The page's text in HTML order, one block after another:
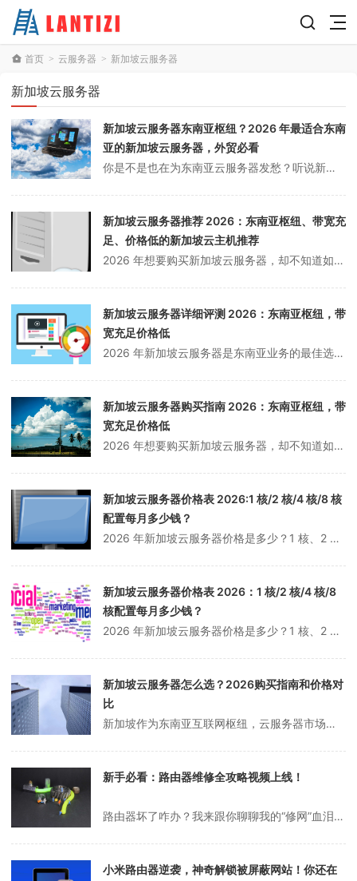
首页 > 云服务器 > 新加坡云服务器
新加坡云服务器
新加坡云服务器东南亚枢纽？2026 年最适合东南
亚的新加坡云服务器，外贸必看
你是不是也在为东南亚云服务器发愁？听说新加坡云服务器是东南亚枢纽，但到底适不适合？会不会踩坑？别急，今天我就来告诉你：新加坡云服务器真的是东南亚业务的首选！新加坡云服务器为什么是东南亚枢纽？先给你一个肯定的答案：新加坡云服务器真的是东南亚业务的首选！新加坡地理位置优越，网络发达，真的是东南亚枢纽。为什么选择新...
新加坡云服务器推荐 2026：东南亚枢纽、带宽充
足、价格低的新加坡云主机推荐
2026 年想要购买新加坡云服务器，却不知道如何选择？东南亚枢纽、带宽充足、价格低的新加坡云服务器有哪些？本文详细讲解新加坡云服务器推荐，帮你做出最佳选择。新加坡云服务器优势新加坡云服务器具有以下优势：1. 东南亚枢纽地理位置优势覆盖东南亚市场东南亚枢纽2. 带宽充足带宽资源充足带宽充足带宽大3. 价格低价格...
新加坡云服务器详细评测 2026：东南亚枢纽，带
宽充足价格低
2026 年新加坡云服务器是东南亚业务的最佳选择，作为东南亚枢纽，带宽充足、价格低廉。本文详细评测新加坡云服务器的性能、价格和适用场景。新加坡云服务器优势新加坡云服务器具有以下优势：1. 东南亚枢纽位于东南亚中心位置覆盖东南亚各国访问速度快网络延迟低2. 带宽充足国际带宽资源丰富带宽价格低廉适合大流量网站网络...
新加坡云服务器购买指南 2026：东南亚枢纽，带
宽充足价格低
2026 年想要购买新加坡云服务器，却不知道如何选择？速度怎么样？价格贵不贵？适合什么场景？本文整理了详细的新加坡云服务器购买指南，帮你做出最佳选择。为什么选择新加坡云服务器？新加坡云服务器因其独特的优势，成为东南亚业务的首选：1. 东南亚枢纽新加坡位于东南亚中心，是东南亚业务的理想选择，覆盖范围广。2. 带...
新加坡云服务器价格表 2026:1 核/2 核/4 核/8 核
配置每月多少钱？
2026 年新加坡云服务器价格是多少？1 核、2 核、4 核、8 核配置每月需要多少钱？本文整理了最新的新加坡云服务器价格表，包含各大服务商的配置和报价，帮你选择性价比最高的新加坡云服务器。新加坡云服务器优势新加坡云服务器因其东南亚枢纽位置和带宽优势，成为东南亚业务的首选：1. 东南亚枢纽新加坡位于东南亚中心...
新加坡云服务器价格表 2026：1 核/2 核/4 核/8
核配置每月多少钱？
2026 年新加坡云服务器价格是多少？1 核、2 核、4 核、8 核配置每月需要多少钱？本文整理了最新的新加坡云服务器价格表，包含各大服务商的配置和报价，帮你选择性价比最高的新加坡云服务器。新加坡云服务器优势新加坡云服务器因其独特的地理位置和网络优势，成为东南亚地区的首选：1. 东南亚枢纽新加坡位于东南亚中心...
新加坡云服务器怎么选？2026购买指南和价格对
比
新加坡作为东南亚互联网枢纽，云服务器市场近年来快速增长。无论是跨境电商、游戏出海还是东南亚本地化业务，新加坡服务器都是热门选择。但面对市场上众多商家和配置，该如何选到性价比高、稳定可靠的新加坡云服务器？本文从实战角度给出完整选购建议。 一、为什么选新加坡云服务器？ 1. 地理位置优越，辐射东南亚...
新手必看：路由器维修全攻略视频上线！
路由器坏了咋办？我来跟你聊聊我的“修网”血泪史说实话，家里路由器坏掉的那一刻，真的整个人都懵了。你是不是也有过那种感觉？网一断，感觉整个世界都跟你失联了，手机刷不了，电脑连不上，简直像被扔回了“原始社会”。我当时就下定决心，无论如何也要把这小东西修好！今天就来跟你们聊聊我的“修网”经历，顺便分享点小经验，希望...
小米路由器逆袭，神奇解锁被屏蔽网站！你还在